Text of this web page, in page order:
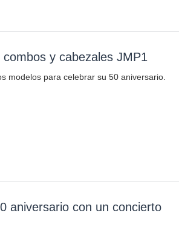
y cabezales JMP1
modelos para celebrar su 50 aniversario.
aniversario con un concierto